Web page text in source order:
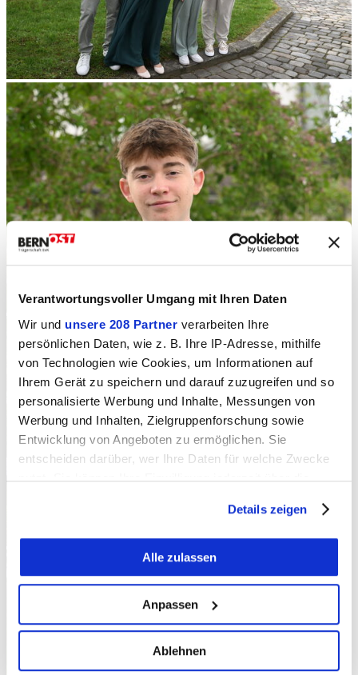
Verantwortungsvoller Umgang mit Ihren Daten
Wir und unsere 208 Partner verarbeiten Ihre
persönlichen Daten, wie z. B. Ihre IP-Adresse, mithilfe
von Technologien wie Cookies, um Informationen auf
Ihrem Gerät zu speichern und darauf zuzugreifen und so
personalisierte Werbung und Inhalte, Messungen von
Werbung und Inhalten, Zielgruppenforschung sowie
Entwicklung von Angeboten zu ermöglichen. Sie
entscheiden darüber, wer Ihre Daten für welche Zwecke
nutzt. Sie können Ihre Einwilligung jederzeit über die
Trigger Symbol ändern oder widerrufen
Wenn Sie es erlauben, würden wir auch gerne:
Informationen über Ihre geografische Lage
Ihr Gerät durch aktives Scannen nach
bestimmten Merkmalen (Fingerprinting) identifizieren
Details zeigen
Alle zulassen
Anpassen
Ablehnen